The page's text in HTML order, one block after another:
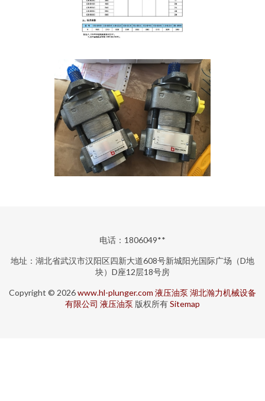
电话：1806049**
地址：湖北省武汉市汉阳区四新大道608号新城阳光国际广场（D地
块）D座12层18号房
Copyright © 2026www.hl-plunger.com 液压油泵 湖北瀚力机械设备
有限公司 液压油泵 版权所有Sitemap